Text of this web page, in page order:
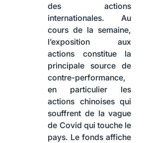
des actions
internationales. Au
cours de la semaine,
l’exposition aux
actions constitue la
principale source de
contre-performance,
en particulier les
actions chinoises qui
souffrent de la vague
de Covid qui touche le
pays. Le fonds affiche